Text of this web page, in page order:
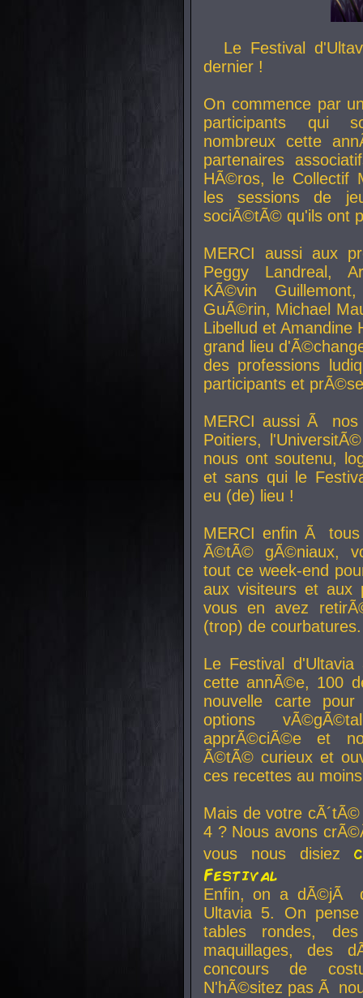
Le Festival
dernier !
On commence par
participants qui
nombreux cette
partenaires
HÃ©ros, le Collectif
les sessions de
sociÃ©tÃ© qu'ils ont
MERCI aussi aux
Peggy Landreal,
KÃ©vin
GuÃ©rin, Michael
Libellud et Amandine
grand lieu
des professions
participants et
MERCI aussi Ã nos
Poitiers,
nous ont soutenu,
et sans qui le
eu (de) lieu !
MERCI enfin Ã
Ã©tÃ© gÃ©niaux,
tout ce week-end
aux visiteurs et aux
vous en avez
(trop) de courbatures.
Le Festival
cette annÃ©e, 100
nouvelle carte
options
apprÃ©ciÃ©e et
Ã©tÃ© curieux et
ces recettes au
Mais de votre
4 ? Nous avons
vous nous disiez
Festival
Enfin, on a dÃ©jÃ
Ultavia 5. On
tables rondes,
maquillages, des
concours de
N'hÃ©sitez pas Ã